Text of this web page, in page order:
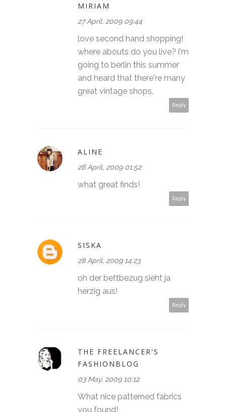
MIRIAM
27 April, 2009 09:44
love second hand shopping!
where abouts do you live? i'm
going to berlin this summer
and heard that there're many
great vintage shops.
Reply
ALINE
28 April, 2009 01:52
what great finds!
Reply
SISKA
28 April, 2009 14:23
oh der bettbezug sieht ja
herzig aus!
Reply
THE FREELANCER'S
FASHIONBLOG
03 May, 2009 10:12
What nice patterned fabrics
you found!